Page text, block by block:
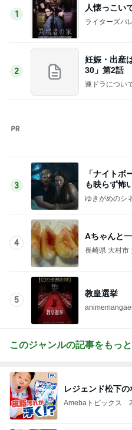
バズった真空保存容器の1点の不
解凍で食べにく
Amebaトピックス
果肉入りソースが
Amebaトピックス
マクドの夏福袋キ
Amebaトピックス
嬉しい変化球のつ